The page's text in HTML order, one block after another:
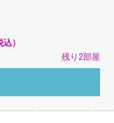
）
残り2部屋